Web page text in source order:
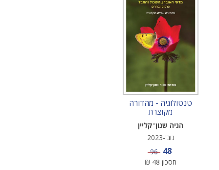
טנטולוגיה - מהדורה
מקוצרת
הניה שנון־קליין
נוב'-2023
מחיר מבצע
48 מחיר
96
חסכון 48
₪